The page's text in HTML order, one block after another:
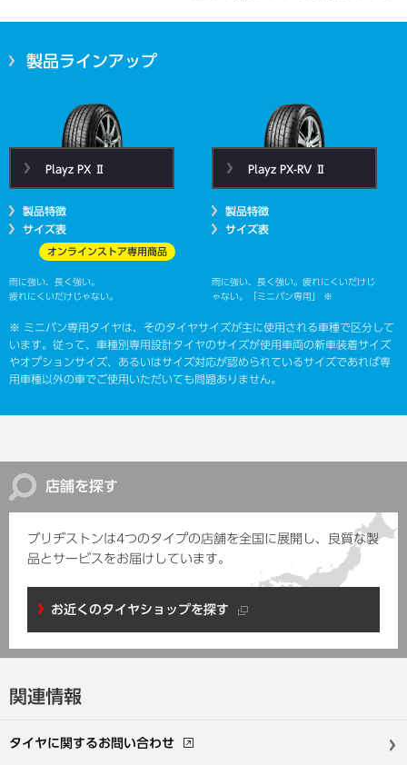
製品ラインアップ
Playz PX Ⅱ
製品特徴
サイズ表
オンラインストア専用商品
雨に強い、長く強い。
疲れにくいだけじゃない。
Playz PX-RV Ⅱ
製品特徴
サイズ表
雨に強い、長く強い。疲れにくいだけじ
ゃない。
「ミニバン専用」 ※
※ ミニバン専用タイヤは、そのタイヤサイズが主に使用される車種で区分して
います。従って、車種別専用設計タイヤのサイズが使用車両の新車装着サイズ
やオプションサイズ、あるいはサイズ対応が認められているサイズであれば専
用車種以外の車でご使用いただいても問題ありません。
店舗を探す
ブリヂストンは4つのタイプの店舗を全国に展開し、
良質な製
品とサービスをお届けしています。
お近くのタイヤショップを探す
関連情報
タイヤに関するお問い合わせ